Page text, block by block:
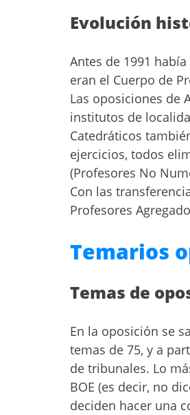
Evolución
Antes de 1991
eran el Cuerpo de
Las oposiciones de
institutos de
Catedráticos
ejercicios, todos
(Profesores No
Con las
Profesores
Temarios
Temas de
En la oposición se
temas de 75, y a
de tribunales. Lo
BOE (es decir, no
deciden hacer una